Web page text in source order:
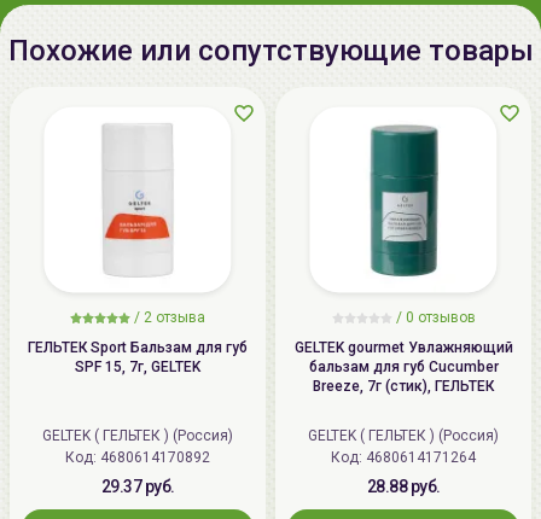
тел.:+375296131336
Похожие или сопутствующие товары
/ 2 отзыва
ГЕЛЬТЕК Sport Бальзам для губ
SPF 15, 7г, GELTEK
GELTEK ( ГЕЛЬТЕК ) (Россия)
Код: 4680614170892
29.37 руб.
/ 0 отзывов
GELTEK gourmet Увлажняющий
бальзам для губ Cucumber
Breeze, 7г (стик), ГЕЛЬТЕК
GELTEK ( ГЕЛЬТЕК ) (Россия)
Код: 4680614171264
28.88 руб.